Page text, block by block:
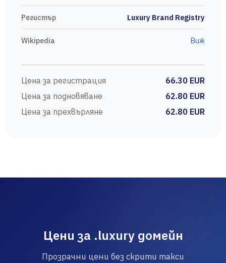
Регистър Luxury Brand Registry
Wikipedia Виж
Цена за регистрация
66.30 EUR
Цена за подновяване
62.80 EUR
Цена за прехвърляне
62.80 EUR
Цени за .luxury домейн
Прозрачни цени без скрити такси